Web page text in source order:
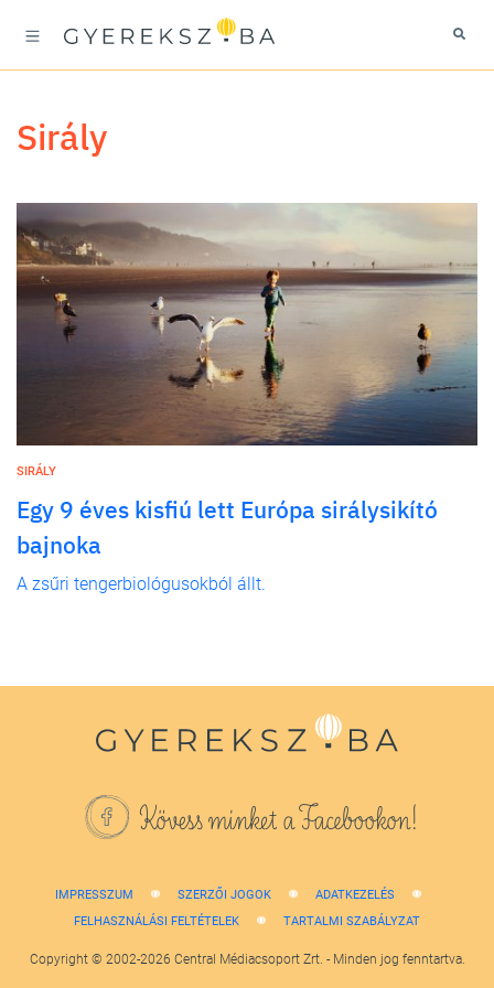
sirály
SIRÁLY
Egy 9 éves kisfiú lett Európa sirálysikító
bajnoka
A zsűri tengerbiológusokból állt.
Kövess minket a Facebookon!
IMPRESSZUM SZERZŐI JOGOK
ADATKEZELÉS
FELHASZNÁLÁSI FELTÉTELEK
TARTALMI SZABÁLYZAT
Copyright © 2002-2026 Central Médiacsoport Zrt. - Minden jog fenntartva.